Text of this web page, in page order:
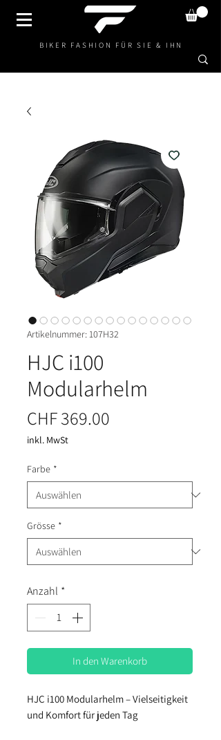
BIKER FASHION FÜR SIE & IHN
Artikelnummer: 107H32
HJC i100
Modularhelm
CHF 369.00
inkl. MwSt
Farbe *
Grösse *
Anzahl *
In den Warenkorb
HJC i100 Modularhelm – Vielseitigkeit
und Komfort für jeden Tag